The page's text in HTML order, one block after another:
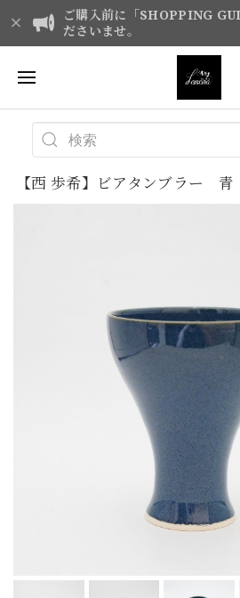
ご購入前に「SHOPPING
ださいませ。
【西 歩希】ビアタンブラー 青